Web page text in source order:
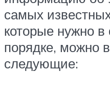
самых
которые нужно в
порядке, можно
следующие: